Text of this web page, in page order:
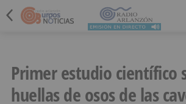
Primer estudio científico
huellas de osos de las